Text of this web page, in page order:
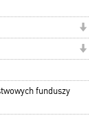
funduszy